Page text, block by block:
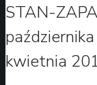
STAN-
kwietnia